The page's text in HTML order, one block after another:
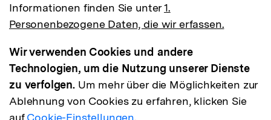
Informationen finden Sie unter1.
Personenbezogene Daten, die wir erfassen.
Wir verwenden Cookies und andere
Technologien, um die Nutzung unserer Dienste
zu verfolgen.Um mehr über die Möglichkeiten zur
Ablehnung von Cookies zu erfahren, klicken Sie
aufCookie-Einstellungen.